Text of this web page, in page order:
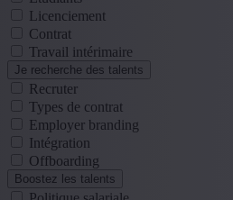
Licenciement
Contrat
Travail intérimaire
Je recherche des talents
Recruter
Types de contrat
Employer branding
Intégration
Offboarding
Boostez les talents